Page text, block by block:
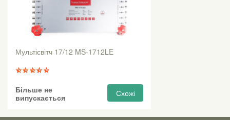
Мультісвітч 17/12 MS-1712LE
Більше не
випускається
Схожі